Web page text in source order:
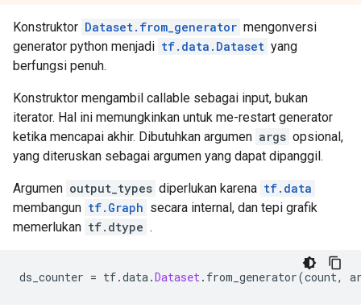
Konstruktor Dataset.from_generator mengonversi
generator python menjadi tf.data.Dataset yang
berfungsi penuh.
Konstruktor mengambil callable sebagai input, bukan
iterator. Hal ini memungkinkan untuk me-restart generator
ketika mencapai akhir. Dibutuhkan argumen args opsional,
yang diteruskan sebagai argumen yang dapat dipanggil.
Argumen output_types diperlukan karena tf.data
membangun tf.Graph secara internal, dan tepi grafik
memerlukan tf.dtype .
ds_counter = tf.data.Dataset. from_generator(count,